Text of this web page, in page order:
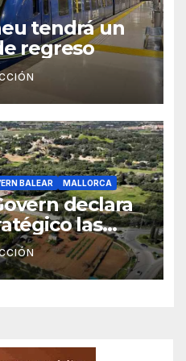
tendrá un
regreso
BALEAR MALLORCA
declara
las
al nuevo